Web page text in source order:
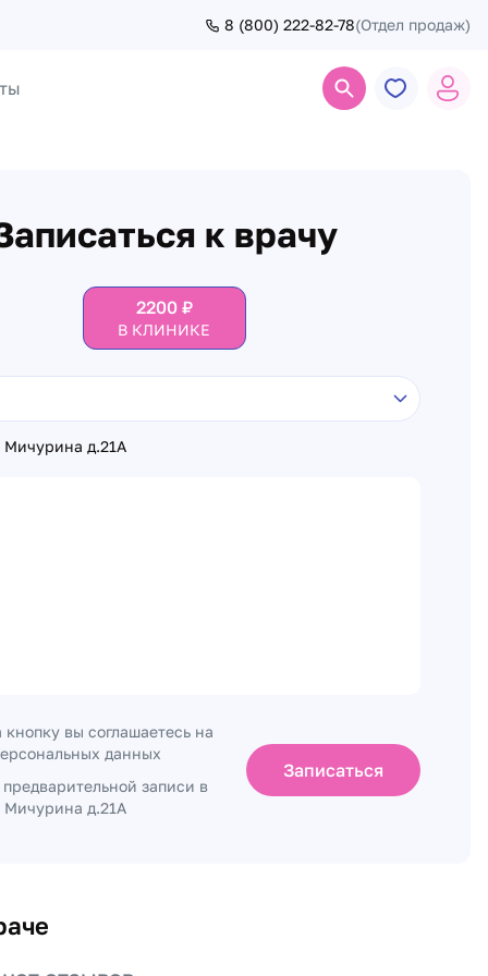
8 (800) 222-82-78(Отдел продаж)
к врачу
2200₽
В КЛИНИКЕ
Мичурина д.21А
вы соглашаетесь на
данных
предварительной записи в
Мичурина д.21А
Записаться